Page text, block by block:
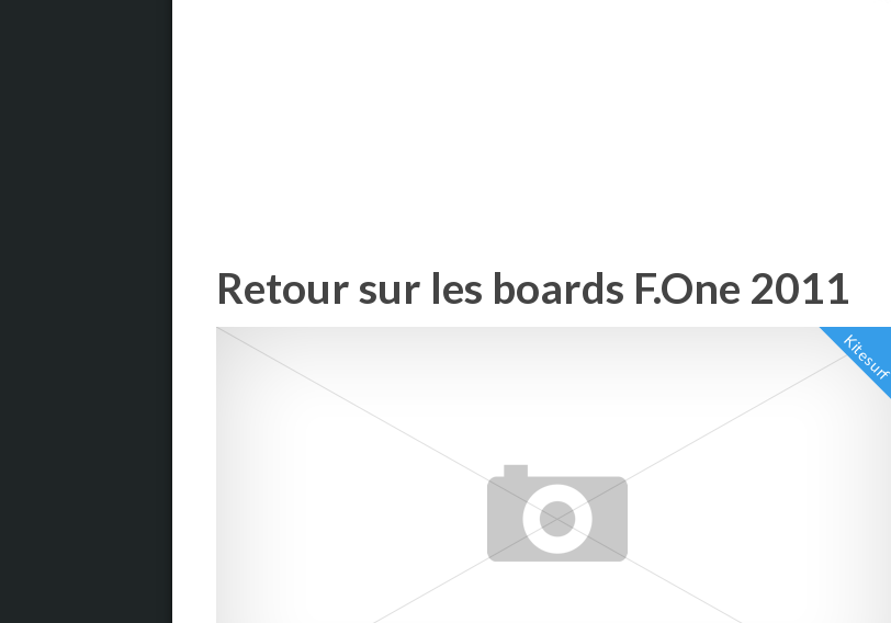
Retour sur les boards F.One 2011
Kitesurf